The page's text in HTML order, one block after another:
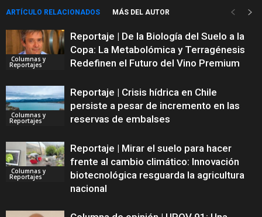
ARTÍCULO RELACIONADOS MÁS DEL AUTOR
Columnas y
Reportajes
Reportaje | De la Biología del Suelo a la
Copa: La Metabolómica y Terragénesis
Redefinen el Futuro del Vino Premium
Columnas y
Reportajes
Reportaje | Crisis hídrica en Chile
persiste a pesar de incremento en las
reservas de embalses
Columnas y
Reportajes
Reportaje | Mirar el suelo para hacer
frente al cambio climático: Innovación
biotecnológica resguarda la agricultura
nacional